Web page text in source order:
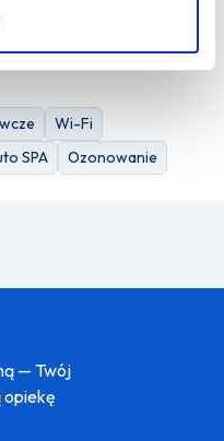
Wi-Fi
SPA Ozonowanie
— Twój
opiekę